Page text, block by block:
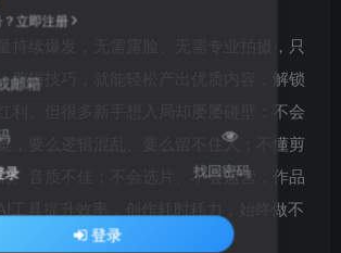
持续爆发，无需露脸、无需专业拍摄，只
剪辑技巧，就能轻松产出优质内容，解锁
利。但很多新手想入局却屡屡碰壁：不会
，要么逻辑混乱、要么留不住人；不懂剪
、音质不佳；不会选片、不会运营，作品
工具提升效率，创作耗时耗力，始终做不
现稳定变现。
立即注册
邮箱
录 找回密码
登录